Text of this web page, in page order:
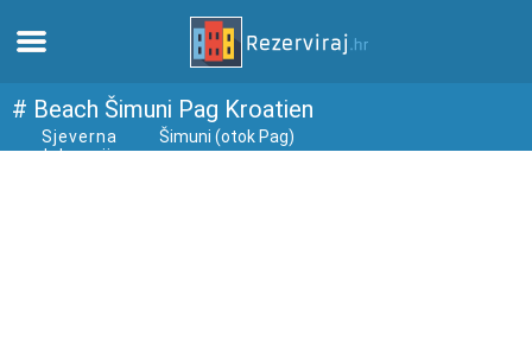
Hem
# Beach Šimuni Pag Kroatien
Sjeverna
dalmacija
Šimuni (otok Pag)